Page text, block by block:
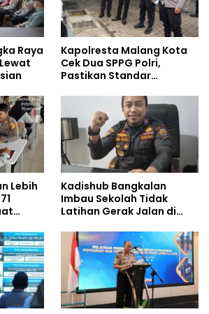
Raya
Kapolresta Malang Kota
Cek Dua SPPG Polri,
Pastikan Standar
Pengelolaan Limbah
Berjalan Optimal
Lebih
Kadishub Bangkalan
Imbau Sekolah Tidak
Latihan Gerak Jalan di